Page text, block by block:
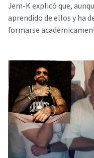
Jem-K explicó que,
aprendido de ellos y ha
formarse